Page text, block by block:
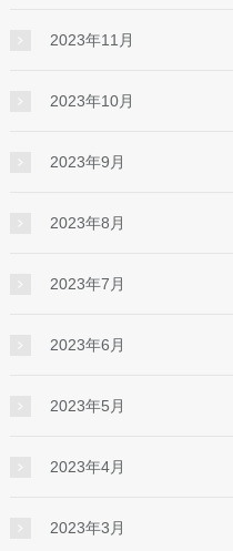
2023年11月
2023年10月
2023年9月
2023年8月
2023年7月
2023年6月
2023年5月
2023年4月
2023年3月